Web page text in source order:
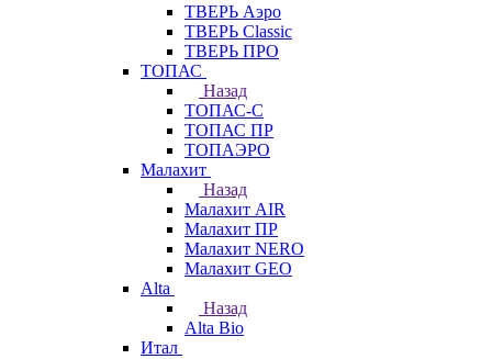
ТВЕРЬ Аэро
ТВЕРЬ Classic
ТВЕРЬ ПРО
ТОПАС
Назад
ТОПАС-С
ТОПАС ПР
ТОПАЭРО
Малахит
Назад
Малахит AIR
Малахит ПР
Малахит NERO
Малахит GEO
Alta
Назад
Alta Bio
Итал